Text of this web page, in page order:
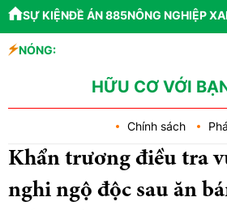
SỰ KIỆNĐỀ ÁN 885NÔNG NGHIỆP
NÓNG:
HỮU CƠ VỚI
Chính sách
Khẩn trương điều tra
nghi ngộ độc sau ăn